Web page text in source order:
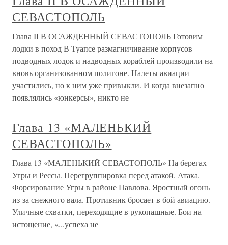
СЕВАСТОПОЛЬ
Глава II В ОСАЖДЕННЫЙ СЕВАСТОПОЛЬ Готовим
лодки в поход В Туапсе размагничивание корпусов
подводных лодок и надводных кораблей производили на
вновь организованном полигоне. Налеты авиации
участились, но к ним уже привыкли. И когда внезапно
появлялись «юнкерсы», никто не
Глава 13 «МАЛЕНЬКИЙ
СЕВАСТОПОЛЬ»
Глава 13 «МАЛЕНЬКИЙ СЕВАСТОПОЛЬ» На берегах
Угры и Рессы. Перегруппировка перед атакой. Атака.
Форсирование Угры в районе Павлова. Яростный огонь
из-за снежного вала. Противник бросает в бой авиацию.
Уличные схватки, переходящие в рукопашные. Бои на
истощение, «...успеха не